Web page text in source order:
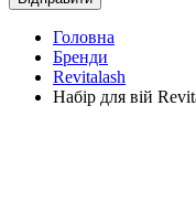
Головна
Бренди
Revitalash
Набір для вій